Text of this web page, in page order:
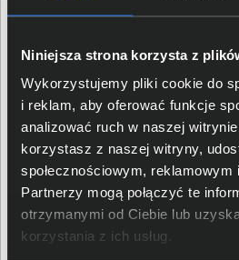
Niniejsza strona korzysta z
Wykorzystujemy pliki cookie do
i reklam, aby oferować funkcje
analizować ruch w naszej
korzystasz z naszej witryny,
społecznościowym, reklamowym
Partnerzy mogą połączyć te
otrzymanymi od Ciebie lub
korzystania z ich usług.
https://support.microsoft.com